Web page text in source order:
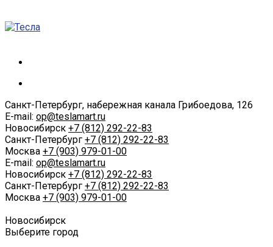
Санкт-Петербург, набережная канала Грибоедова, 126
E-mail: op@teslamart.ru
Новосибирск +7 (812) 292-22-83
Санкт-Петербург +7 (812) 292-22-83
Москва +7 (903) 979-01-00
E-mail: op@teslamart.ru
Новосибирск +7 (812) 292-22-83
Санкт-Петербург +7 (812) 292-22-83
Москва +7 (903) 979-01-00
Новосибирск
Выберите город